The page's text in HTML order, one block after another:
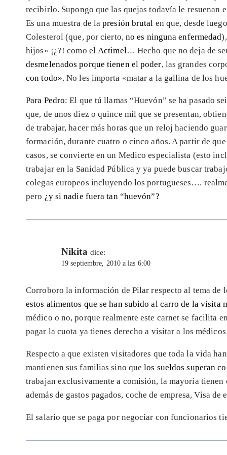
recibirlo. Supongo que las quejas todavía le resuenan
Es una muestra de lapresión brutal en que, desde
Colesterol (que, por cierto, no es ninguna enfermedad
hijos» ¡¿?! como elActimel… Hecho que no deja de
desmelenados porque tienen el poder, las grandes
con todo». No les importa «matar a la gallina de los
Para Pedro: El que tú llamas “Huevón” se ha pasado
que, de unos diez o quince mil que se presentan,
de trabajar, hacer más horas que un reloj haciendo
formación, durante cuatro o cinco años. A partir de
casos, se convierte en un Medico especialista (esto
trabajar en la Sanidad Pública y ya puede buscar
colegas europeos incluyendo los portugueses….
pero ¿y si nadie fuera tan “huevón”?
Nikita dice:
19 septiembre, 2010 a las 6:00
Corroboro la información de Pilar respecto al tema de
estos alimentos que se han subido al carro de la visita
médico o no, porque realmente este carnet se facilita
pagar la cuota ya tienes derecho a visitar a los
Respecto a que existen visitadores que toda la vida
mantienen sus familias sino quelos sueldos superan
trabajan exclusivamente a comisión, la mayoría
además de gastos pagados, coche de empresa, Visa
El salario que se paga por negociar con funcionarios